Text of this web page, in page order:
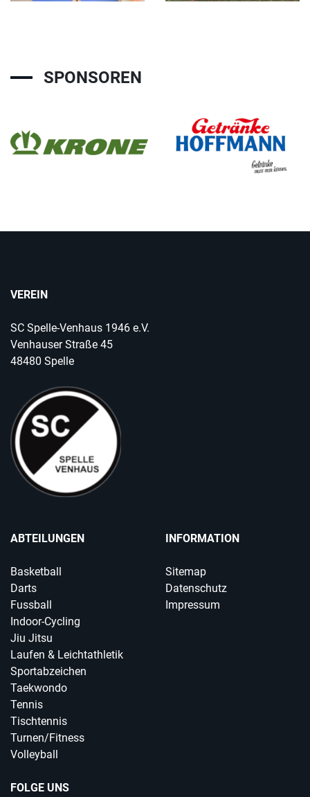
SPONSOREN
VEREIN
SC Spelle-Venhaus 1946 e.V.
Venhauser Straße 45
48480 Spelle
ABTEILUNGEN
Basketball
Darts
Fussball
Indoor-Cycling
Jiu Jitsu
Laufen & Leichtathletik
Sportabzeichen
Taekwondo
Tennis
Tischtennis
Turnen/Fitness
Volleyball
INFORMATION
Sitemap
Datenschutz
Impressum
FOLGE UNS